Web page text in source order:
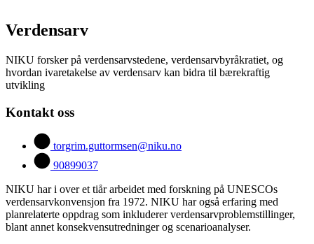
Verdensarv
NIKU forsker på verdensarvstedene, verdensarvbyråkratiet, og
hvordan ivaretakelse av verdensarv kan bidra til bærekraftig
utvikling
Kontakt oss
torgrim.guttormsen@niku.no
90899037
NIKU har i over et tiår arbeidet med forskning på UNESCOs
verdensarvkonvensjon fra 1972. NIKU har også erfaring med
planrelaterte oppdrag som inkluderer verdensarvproblemstillinger,
blant annet konsekvensutredninger og scenarioanalyser.